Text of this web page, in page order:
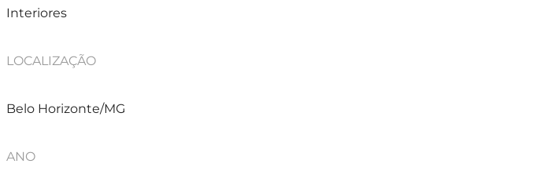
Interiores
LOCALIZAÇÃO
Belo Horizonte/MG
ANO